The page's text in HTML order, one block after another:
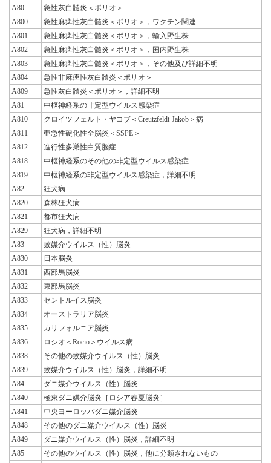
A80
急性灰白髄炎＜ポリオ＞
A800
急性麻痺性灰白髄炎＜ポリオ＞，ワクチン関連
A801
急性麻痺性灰白髄炎＜ポリオ＞，輸入野生株
A802
急性麻痺性灰白髄炎＜ポリオ＞，国内野生株
A803
急性麻痺性灰白髄炎＜ポリオ＞，その他及び詳細不明
A804
急性非麻痺性灰白髄炎＜ポリオ＞
A809
急性灰白髄炎＜ポリオ＞，詳細不明
A81
中枢神経系の非定型ウイルス感染症
A810
クロイツフェルト・ヤコブ＜Creutzfeldt-Jakob＞病
A811
亜急性硬化性全脳炎＜SSPE＞
A812
進行性多巣性白質脳症
A818
中枢神経系のその他の非定型ウイルス感染症
A819
中枢神経系の非定型ウイルス感染症，詳細不明
A82
狂犬病
A820
森林狂犬病
A821
都市狂犬病
A829
狂犬病，詳細不明
A83
蚊媒介ウイルス（性）脳炎
A830
日本脳炎
A831
西部馬脳炎
A832
東部馬脳炎
A833
セントルイス脳炎
A834
オーストラリア脳炎
A835
カリフォルニア脳炎
A836
ロシオ＜Rocio＞ウイルス病
A838
その他の蚊媒介ウイルス（性）脳炎
A839
蚊媒介ウイルス（性）脳炎，詳細不明
A84
ダニ媒介ウイルス（性）脳炎
A840
極東ダニ媒介脳炎［ロシア春夏脳炎］
A841
中央ヨーロッパダニ媒介脳炎
A848
その他のダニ媒介ウイルス（性）脳炎
A849
ダニ媒介ウイルス（性）脳炎，詳細不明
A85
その他のウイルス（性）脳炎，他に分類されないもの